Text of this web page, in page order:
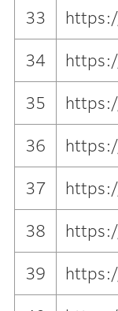
33
34
35
36
37
38
39